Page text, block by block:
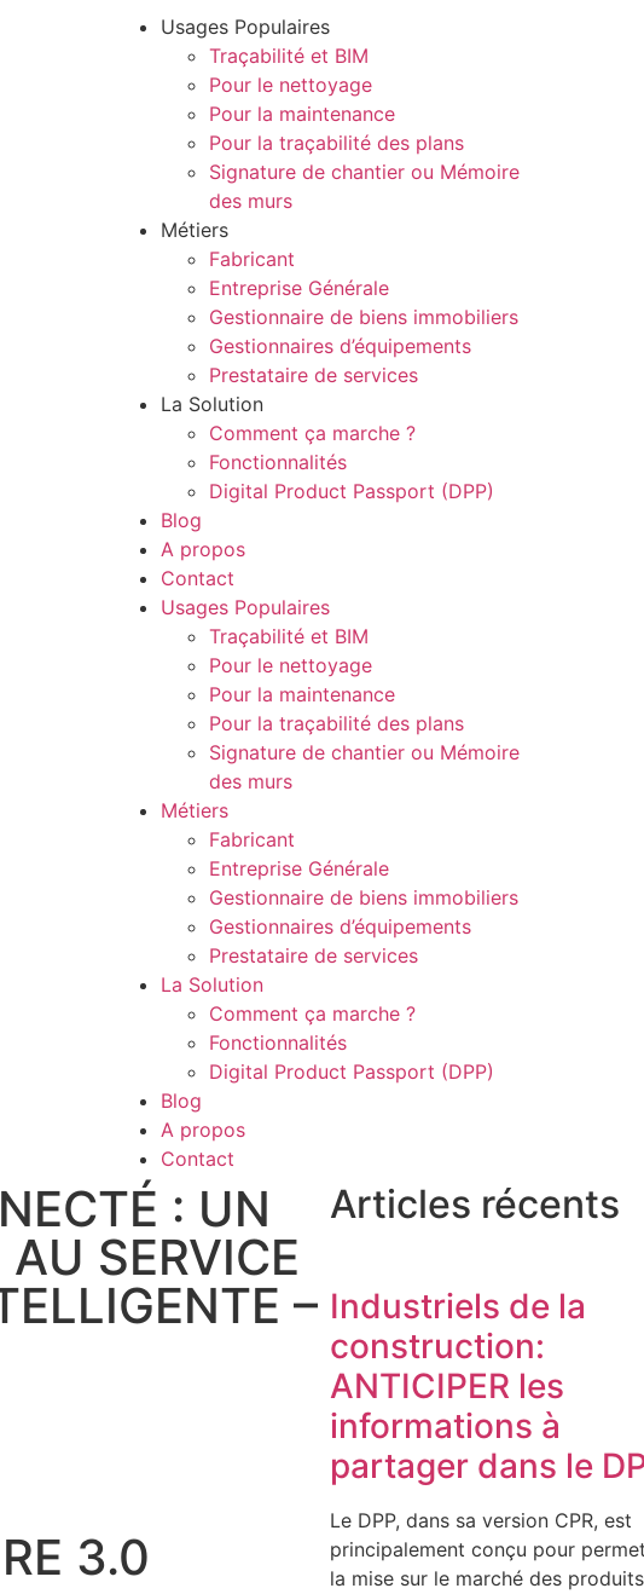
Usages Populaires
Traçabilité et BIM
Pour le nettoyage
Pour la maintenance
Pour la traçabilité des plans
Signature de chantier ou Mémoire
des murs
Métiers
Fabricant
Entreprise Générale
Gestionnaire de biens immobiliers
Gestionnaires d’équipements
Prestataire de services
La Solution
Comment ça marche ?
Fonctionnalités
Digital Product Passport (DPP)
Blog
A propos
Contact
Usages Populaires
Traçabilité et BIM
Pour le nettoyage
Pour la maintenance
Pour la traçabilité des plans
Signature de chantier ou Mémoire
des murs
Métiers
Fabricant
Entreprise Générale
Gestionnaire de biens immobiliers
Gestionnaires d’équipements
Prestataire de services
La Solution
Comment ça marche ?
Fonctionnalités
Digital Product Passport (DPP)
Blog
A propos
Contact
: UN
SERVICE
–
3.0
Articles récents
Industriels de la
construction:
ANTICIPER les
informations à
partager dans le
Le DPP, dans sa version CPR, est
principalement conçu pour
la mise sur le marché des